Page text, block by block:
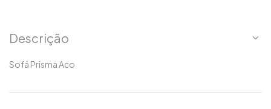
Descrição
Sofá Prisma Aco